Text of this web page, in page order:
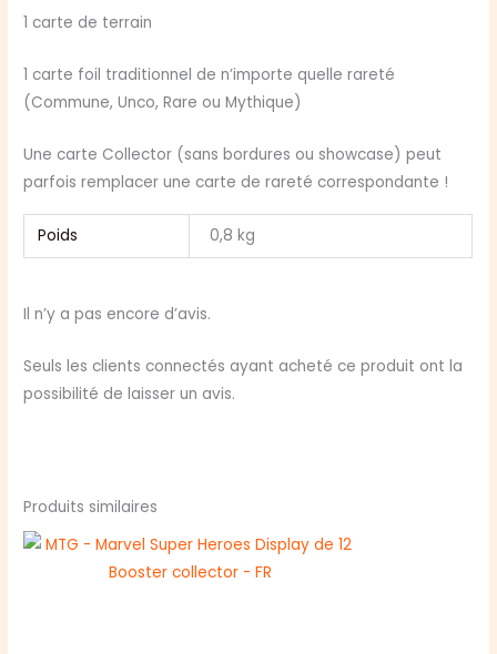
1 carte de terrain
1 carte foil traditionnel de n’importe quelle rareté
(Commune, Unco, Rare ou Mythique)
Une carte Collector (sans bordures ou showcase) peut
parfois remplacer une carte de rareté correspondante !
Poids 0,8 kg
Il n’y a pas encore d’avis.
Seuls les clients connectés ayant acheté ce produit ont la
possibilité de laisser un avis.
Produits similaires